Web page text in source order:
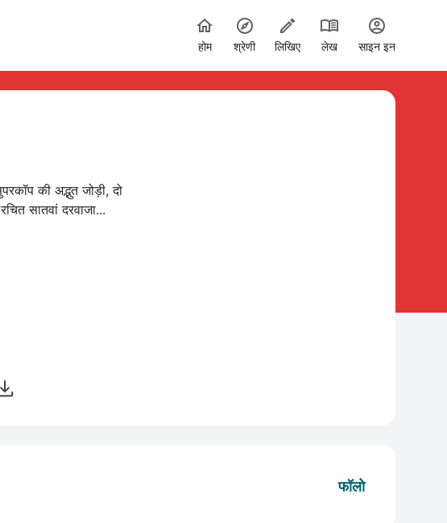
होम श्रेणी लिखिए लेख साइन इन
की अद्भुत जोड़ी, दो
सातवां दरवाजा...
फॉलो